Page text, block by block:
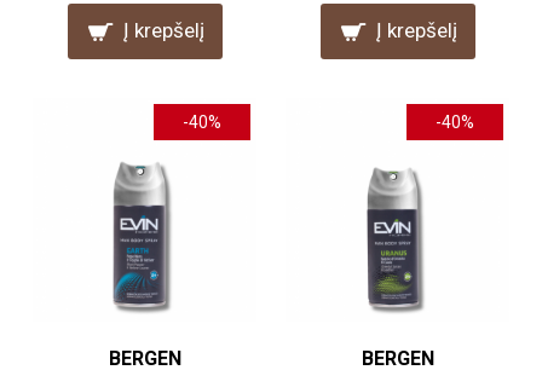
Į krepšelį Į krepšelį
-40%
BERGEN
-40%
BERGEN